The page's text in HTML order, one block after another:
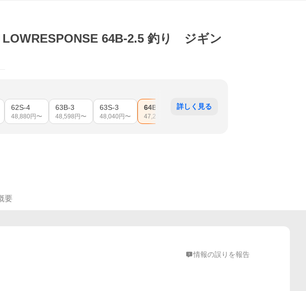
64B-2.5 釣り ジギン
62S-4
48,880 円〜
63B-3
48,598 円〜
63S-3
48,040 円〜
64B-2.5
47,200
64S-2.5
詳しく見る
要
情報の誤りを報告